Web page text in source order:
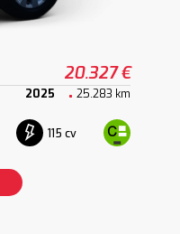
20.327 €
2025 25.283 km
115 cv